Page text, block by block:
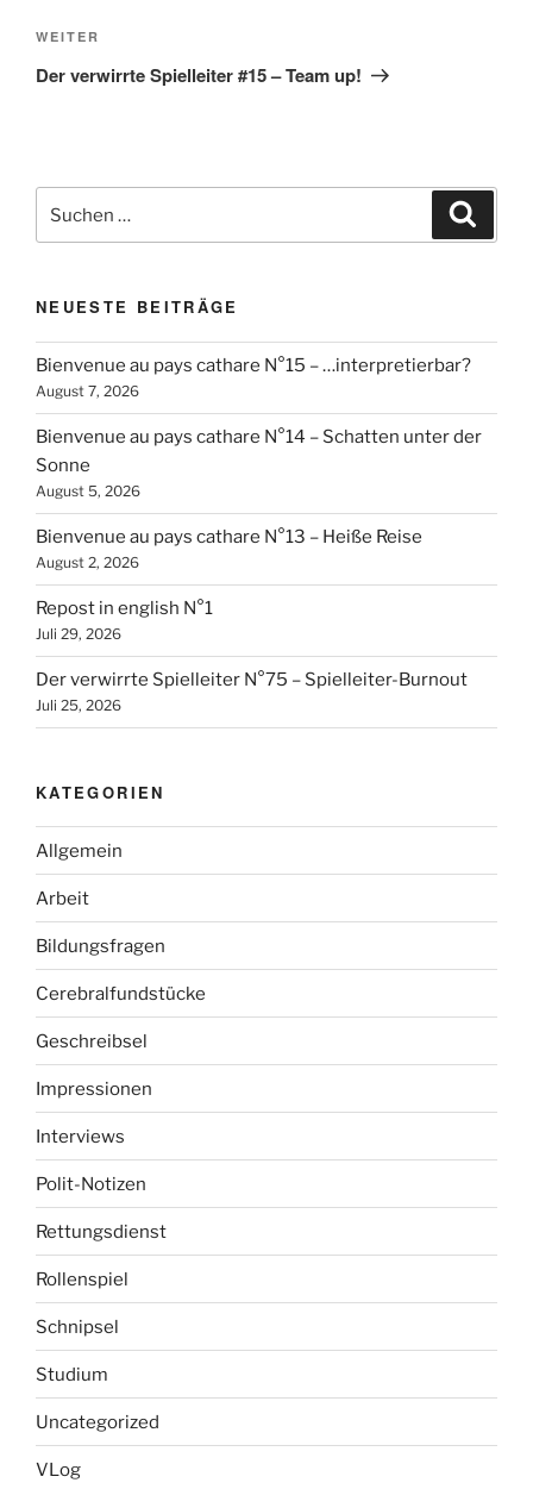
Nächster
Beitrag
WEITER
Der verwirrte Spielleiter #15 – Team up!
nach:
NEUESTE BEITRÄGE
Bienvenue au pays cathare N°15 – …interpretierbar?
August 7, 2026
Bienvenue au pays cathare N°14 – Schatten unter der
Sonne
August 5, 2026
Bienvenue au pays cathare N°13 – Heiße Reise
August 2, 2026
Repost in english N°1
Juli 29, 2026
Der verwirrte Spielleiter N°75 – Spielleiter-Burnout
Juli 25, 2026
KATEGORIEN
Allgemein
Arbeit
Bildungsfragen
Cerebralfundstücke
Geschreibsel
Impressionen
Interviews
Polit-Notizen
Rettungsdienst
Rollenspiel
Schnipsel
Studium
Uncategorized
VLog